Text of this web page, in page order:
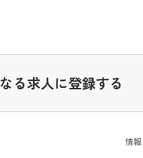
る求人に登録する
情